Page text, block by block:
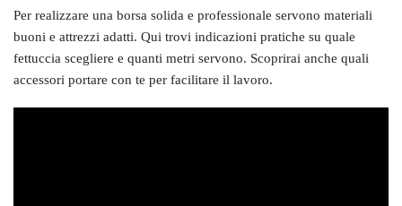
Per realizzare una borsa solida e professionale servono materiali
buoni e attrezzi adatti. Qui trovi indicazioni pratiche su quale
fettuccia scegliere e quanti metri servono. Scoprirai anche quali
accessori portare con te per facilitare il lavoro.